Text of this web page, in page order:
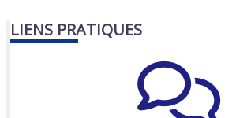
LIENS PRATIQUES